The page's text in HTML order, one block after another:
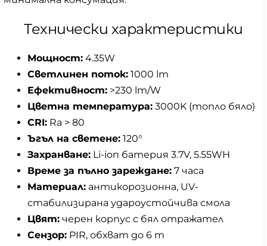
Технически характеристики
Мощност: 4.35W
Светлинен поток: 1000 lm
Ефективност: >230 lm/W
Цветна температура: 3000K (топло бяло)
CRI: Ra > 80
Ъгъл на светене: 120°
Захранване: Li-ion батерия 3.7V, 5.55WH
Време за пълно зареждане: 7 часа
Материал: антикорозионна, UV-
стабилизирана удароустойчива смола
Цвят: черен корпус с бял отражател
Сензор: PIR, обхват до 6 m